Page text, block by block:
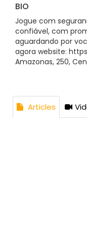
BIO
Jogue com
confiável, com
aguardando por
agora website:
Amazonas, 250,
30180-001, Brasil
Articles